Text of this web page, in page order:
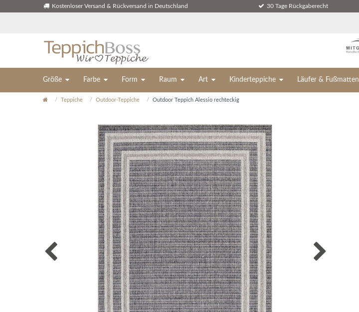
Kostenloser Versand & Rückversand in Deutschland 30 Tage Rückgaberecht
Größe Farbe Form Raum Art Kinderteppiche Läufer & Fußmatten
Teppiche Outdoor-Teppiche Outdoor Teppich Alessio rechteckig